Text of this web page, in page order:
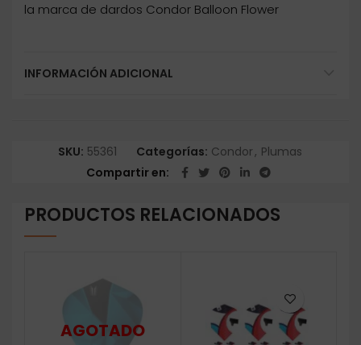
la marca de dardos Condor Balloon Flower
INFORMACIÓN ADICIONAL
SKU: 55361 Categorías: Condor, Plumas
Compartir en
PRODUCTOS RELACIONADOS